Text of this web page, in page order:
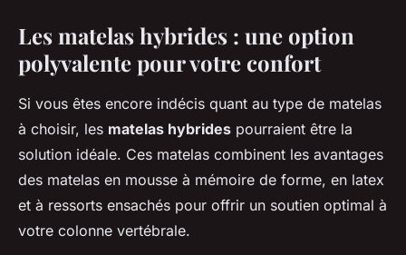
Les matelas hybrides : une option
polyvalente pour votre confort
Si vous êtes encore indécis quant au type de matelas
à choisir, les matelas hybrides pourraient être la
solution idéale. Ces matelas combinent les avantages
des matelas en mousse à mémoire de forme, en latex
et à ressorts ensachés pour offrir un soutien optimal à
votre colonne vertébrale.